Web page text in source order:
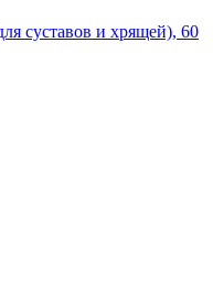
суставов и хрящей), 60